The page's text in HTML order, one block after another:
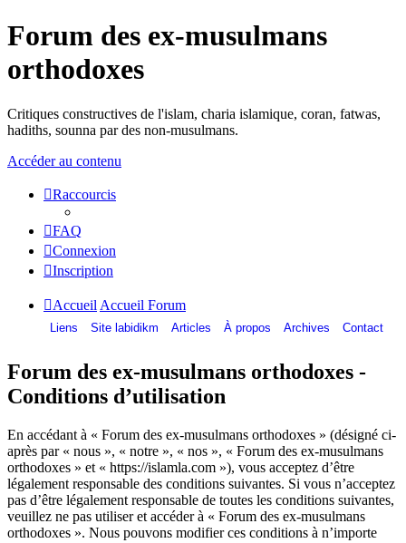
Forum des ex-musulmans
orthodoxes
Critiques constructives de l'islam, charia islamique, coran, fatwas,
hadiths, sounna par des non-musulmans.
Accéder au contenu
Raccourcis
FAQ
Connexion
Inscription
Accueil Accueil Forum
Liens Site labidikm Articles À propos Archives Contact
Forum des ex-musulmans orthodoxes -
Conditions d’utilisation
En accédant à « Forum des ex-musulmans orthodoxes » (désigné ci-
après par « nous », « notre », « nos », « Forum des ex-musulmans
orthodoxes » et « https://islamla.com »), vous acceptez d’être
légalement responsable des conditions suivantes. Si vous n’acceptez
pas d’être légalement responsable de toutes les conditions suivantes,
veuillez ne pas utiliser et accéder à « Forum des ex-musulmans
orthodoxes ». Nous pouvons modifier ces conditions à n’importe